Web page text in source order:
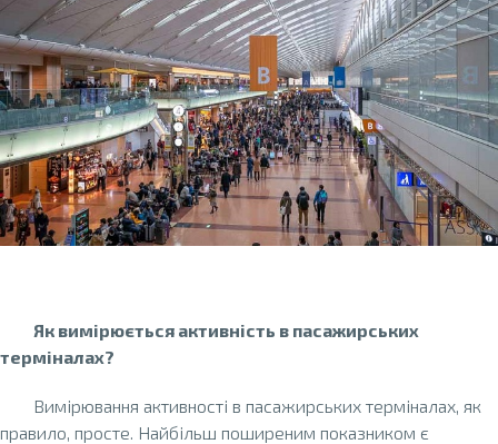
Як вимірюється активність в пасажирських
терміналах?
Вимірювання активності в пасажирських терміналах, як
правило, просте. Найбільш поширеним показником є